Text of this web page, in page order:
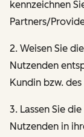
kennzeichnen
Partners/
2. Weisen Sie
Nutzenden
Kundin bzw.
3. Lassen Sie
Nutzenden in